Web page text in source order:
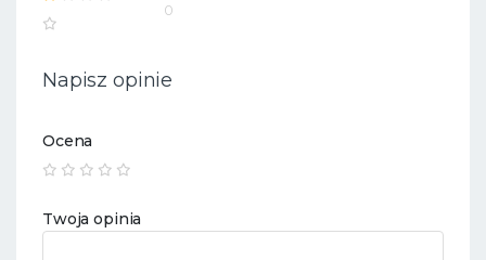
0
Napisz opinie
Ocena
Twoja opinia